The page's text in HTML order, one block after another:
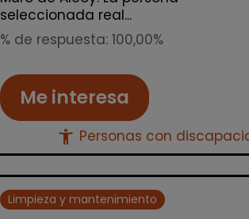
seleccionada real...
% de respuesta: 100,00%
Me interesa
accessibility_new Personas con
Limpieza y mantenimiento